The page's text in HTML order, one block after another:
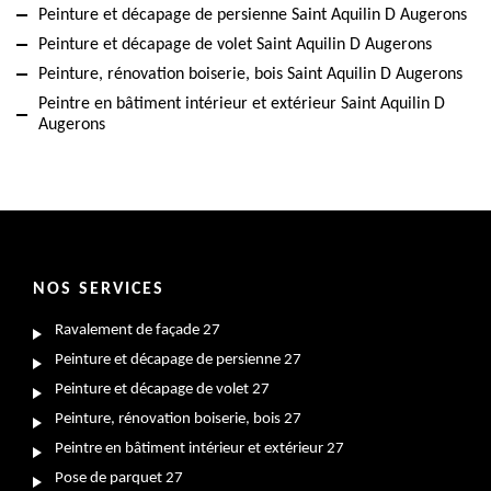
Peinture et décapage de persienne Saint Aquilin D Augerons
Peinture et décapage de volet Saint Aquilin D Augerons
Peinture, rénovation boiserie, bois Saint Aquilin D Augerons
Peintre en bâtiment intérieur et extérieur Saint Aquilin D
Augerons
NOS SERVICES
Ravalement de façade 27
Peinture et décapage de persienne 27
Peinture et décapage de volet 27
Peinture, rénovation boiserie, bois 27
Peintre en bâtiment intérieur et extérieur 27
Pose de parquet 27